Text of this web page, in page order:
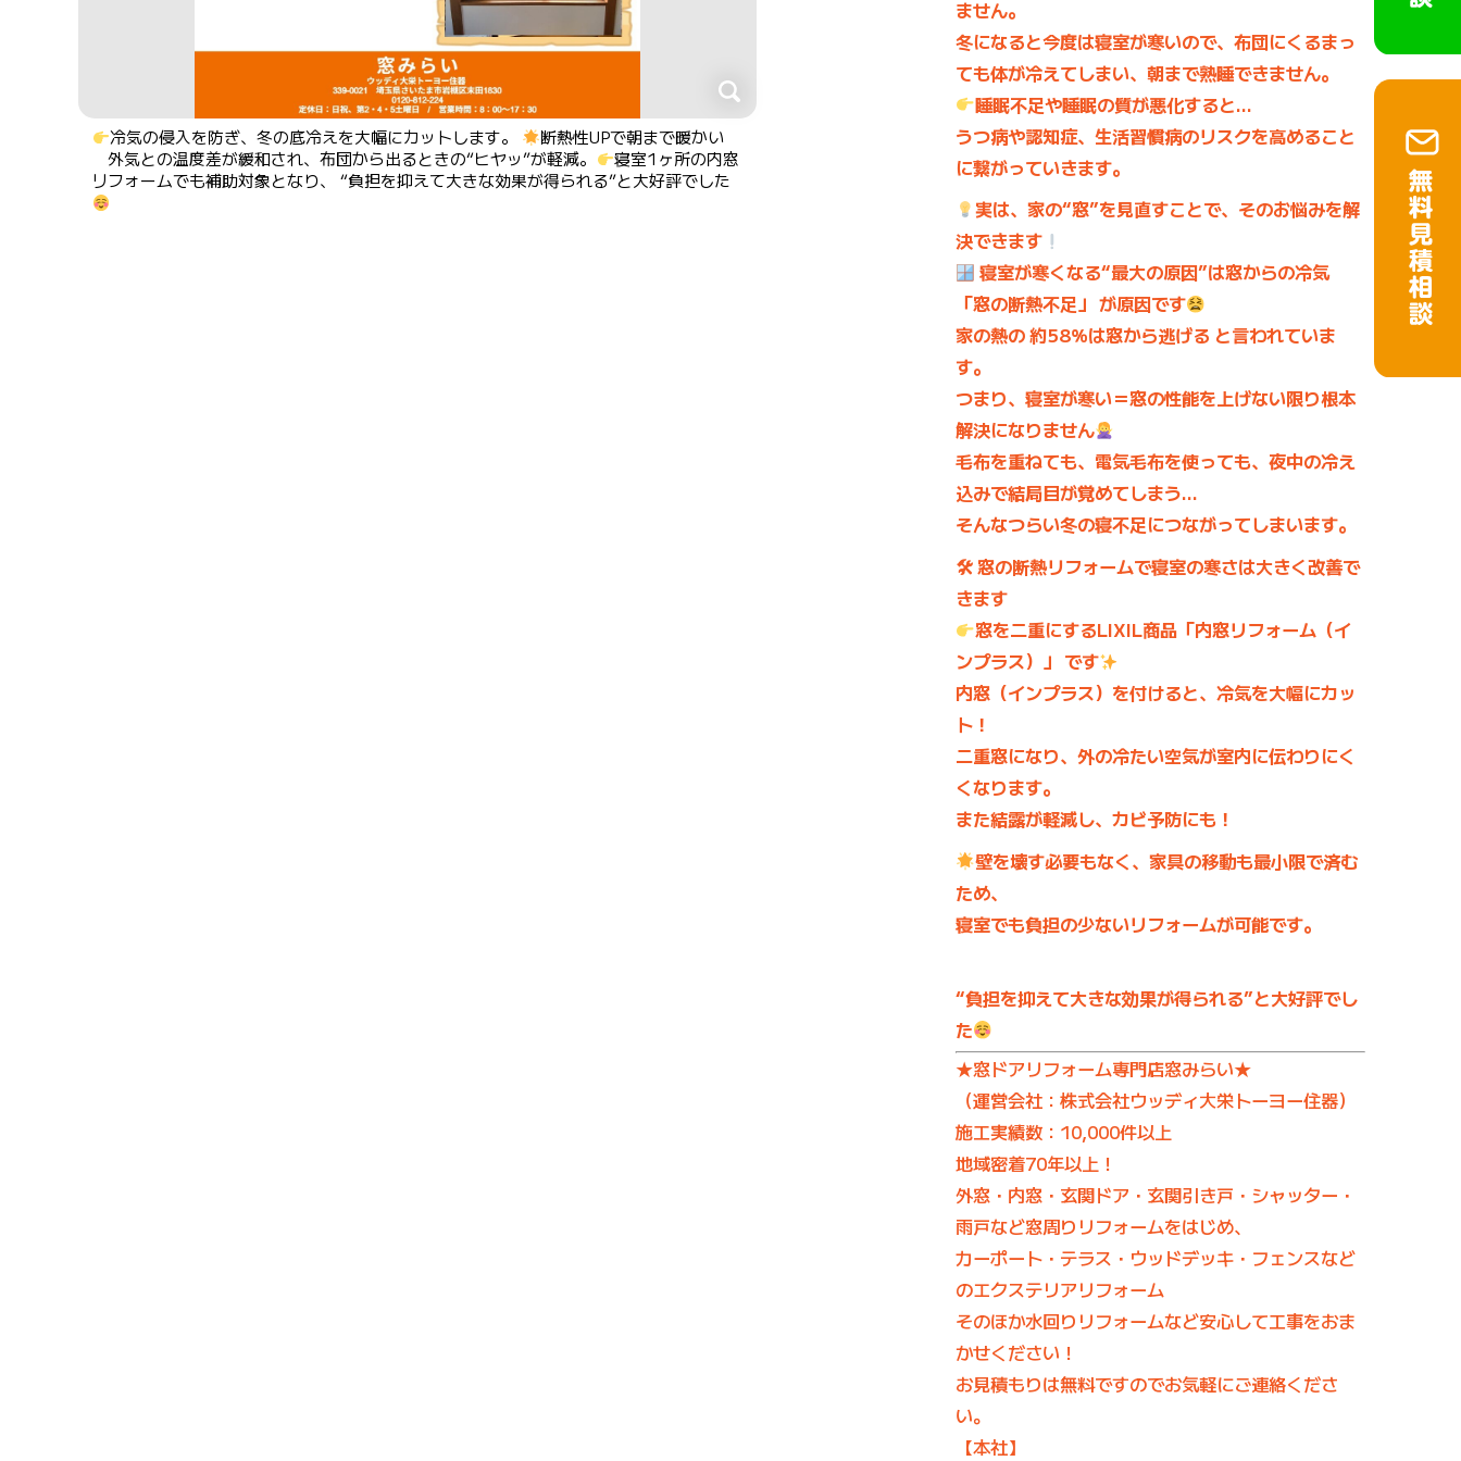
冷気の侵入を防ぎ、冬の底冷えを大幅にカットします。
断熱性UPで朝まで暖かい
外気との温度差が緩和され、布団から出るときの“ヒヤッ”が軽減。
寝室1ヶ所の内窓
リフォームでも補助対象となり、 “負担を抑えて大きな効果が得られる”と大好評でした
ません。
冬になると今度は寝室が寒いので、布団にくるまっ
ても体が冷えてしまい、朝まで熟睡できません。
睡眠不足や睡眠の質が悪化すると…
うつ病や認知症、生活習慣病のリスクを高めること
に繋がっていきます。
実は、家の“窓”を見直すことで、そのお悩みを解
決できます
寝室が寒くなる“最大の原因”は窓からの冷気
「窓の断熱不足」 が原因です
家の熱の約58％は窓から逃げる と言われていま
す。
つまり、 寝室が寒い＝窓の性能を上げない限り根本
解決になりません
毛布を重ねても、電気毛布を使っても、夜中の冷え
込みで結局目が覚めてしまう…
そんなつらい冬の寝不足につながってしまいます。
🛠 窓の断熱リフォームで寝室の寒さは大きく改善で
きます
窓を二重にするLIXIL商品「内窓リフォーム（イ
ンプラス）」 です
内窓（インプラス）を付けると、冷気を大幅にカッ
ト！
二重窓になり、外の冷たい空気が室内に伝わりにく
くなります。
また結露が軽減し、カビ予防にも！
壁を壊す必要もなく、家具の移動も最小限で済む
ため、
寝室でも負担の少ないリフォームが可能です。
“負担を抑えて大きな効果が得られる”と大好評でし
た
★窓ドアリフォーム専門店窓みらい★
（運営会社：株式会社ウッディ大栄トーヨー住器）
施工実績数：10,000件以上
地域密着70年以上！
外窓・内窓・玄関ドア・玄関引き戸・シャッター・
雨戸など窓周りリフォームをはじめ、
カーポート・テラス・ウッドデッキ・フェンスなど
のエクステリアリフォーム
そのほか水回りリフォームなど安心して工事をおま
かせください！
お見積もりは無料ですのでお気軽にご連絡くださ
い。
【本社】